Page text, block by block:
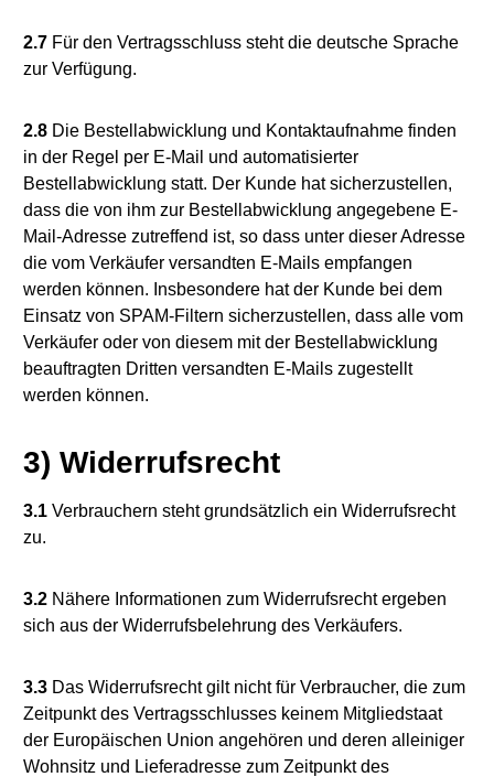
2.7 Für den Vertragsschluss steht die deutsche Sprache
zur Verfügung.
2.8 Die Bestellabwicklung und Kontaktaufnahme finden
in der Regel per E-Mail und automatisierter
Bestellabwicklung statt. Der Kunde hat sicherzustellen,
dass die von ihm zur Bestellabwicklung angegebene E-
Mail-Adresse zutreffend ist, so dass unter dieser Adresse
die vom Verkäufer versandten E-Mails empfangen
werden können. Insbesondere hat der Kunde bei dem
Einsatz von SPAM-Filtern sicherzustellen, dass alle vom
Verkäufer oder von diesem mit der Bestellabwicklung
beauftragten Dritten versandten E-Mails zugestellt
werden können.
3) Widerrufsrecht
3.1 Verbrauchern steht grundsätzlich ein Widerrufsrecht
zu.
3.2 Nähere Informationen zum Widerrufsrecht ergeben
sich aus der Widerrufsbelehrung des Verkäufers.
3.3 Das Widerrufsrecht gilt nicht für Verbraucher, die zum
Zeitpunkt des Vertragsschlusses keinem Mitgliedstaat
der Europäischen Union angehören und deren alleiniger
Wohnsitz und Lieferadresse zum Zeitpunkt des